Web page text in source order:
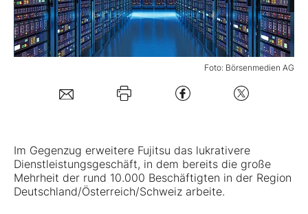
Mein B:O
Kontakt
Foto: Börsenmedien AG
Im Gegenzug erweitere Fujitsu das lukrativere
Dienstleistungsgeschäft, in dem bereits die große
Mehrheit der rund 10.000 Beschäftigten in der Region
Deutschland/Österreich/Schweiz arbeite.